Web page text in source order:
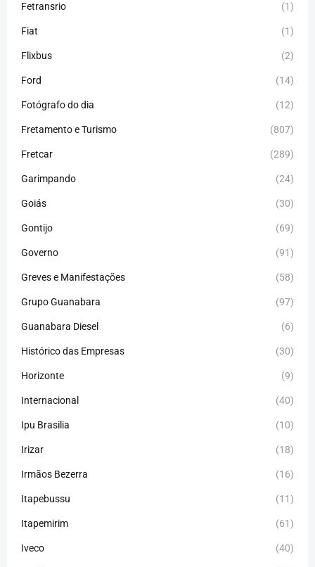
Fetransrio (1)
Fiat (1)
Flixbus (2)
Ford (14)
Fotógrafo do dia (12)
Fretamento e Turismo (807)
Fretcar (289)
Garimpando (24)
Goiás (30)
Gontijo (69)
Governo (91)
Greves e Manifestações (58)
Grupo Guanabara (97)
Guanabara Diesel (6)
Histórico das Empresas (30)
Horizonte (9)
Internacional (40)
Ipu Brasilia (10)
Irizar (18)
Irmãos Bezerra (16)
Itapebussu (11)
Itapemirim (61)
Iveco (40)